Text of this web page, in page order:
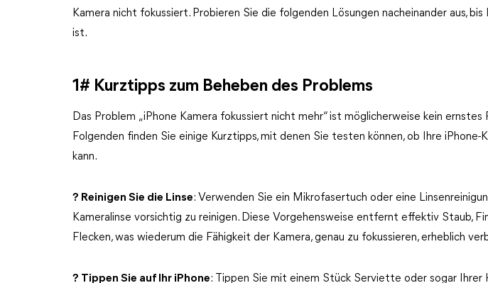
Kamera nicht fokussiert. Probieren Sie die folgenden Lösungen nacheinander aus,
ist.
1# Kurztipps zum Beheben des Problems
Das Problem „iPhone Kamera fokussiert nicht mehr“ ist möglicherweise kein ernstes
Folgenden finden Sie einige Kurztipps, mit denen Sie testen können, ob Ihre iPhone-
kann.
? Reinigen Sie die Linse: Verwenden Sie ein Mikrofasertuch oder eine
Kameralinse vorsichtig zu reinigen. Diese Vorgehensweise entfernt effektiv Staub,
Flecken, was wiederum die Fähigkeit der Kamera, genau zu fokussieren, erheblich
? Tippen Sie auf Ihr iPhone: Tippen Sie mit einem Stück Serviette oder sogar Ihrer